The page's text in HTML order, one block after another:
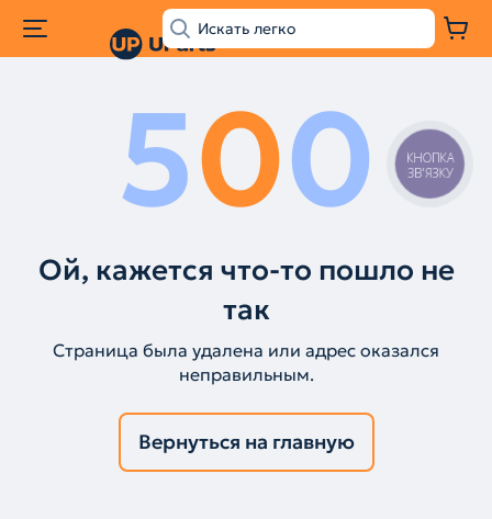
500
Ой, кажется что-то пошло не
так
Страница была удалена или адрес оказался
неправильным.
Вернуться на главную
КНОПКА
ЗВ'ЯЗКУ